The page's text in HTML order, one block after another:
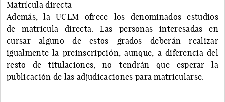
Matrícula directa
Además, la UCLM ofrece los denominados estudios
de matrícula directa. Las personas interesadas en
cursar alguno de estos grados deberán realizar
igualmente la preinscripción, aunque, a diferencia del
resto de titulaciones, no tendrán que esperar la
publicación de las adjudicaciones para matricularse.